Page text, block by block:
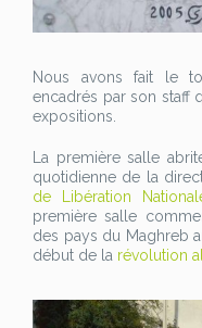
Nous avons fait le
encadrés par son staff
expositions.
La première salle
quotidienne de la
de Libération
première salle
des pays du Maghreb
début de la révolution